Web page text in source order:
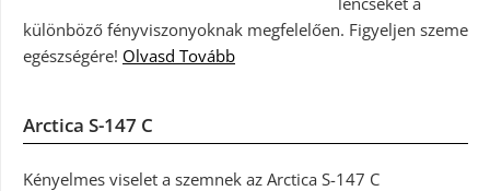
különböző fényviszonyoknak megfelelően. Figyeljen szeme
egészségére! Olvasd Tovább
Arctica S-147 C
Kényelmes viselet a szemnek az Arctica S-147 C